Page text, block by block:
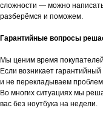
сложности — можно
разберёмся и поможем.
Гарантийные вопросы
Мы ценим время
Если возникает
и не перекладываем
Во многих ситуациях мы
вас без ноутбука на недели.